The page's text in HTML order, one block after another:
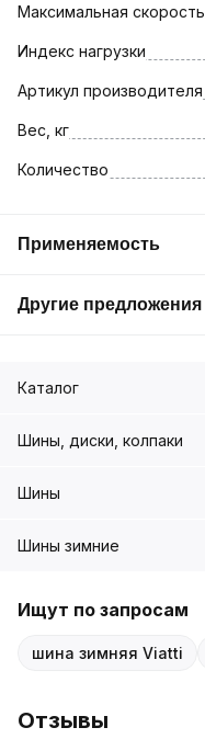
Максимальная
Индекс нагрузки
Артикул производителя
Вес, кг
Количество
Применяемость
Другие предложения
Каталог
Шины, диски, колпаки
Шины
Шины зимние
Ищут по запросам
шина зимняя Viatti
Отзывы